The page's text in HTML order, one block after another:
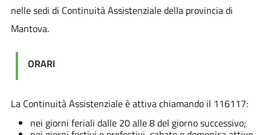
nelle sedi di Continuità Assistenziale della provincia di
Mantova.
ORARI
La Continuità Assistenziale è attiva chiamando il 116117:
nei giorni feriali dalle 20 alle 8 del giorno successivo;